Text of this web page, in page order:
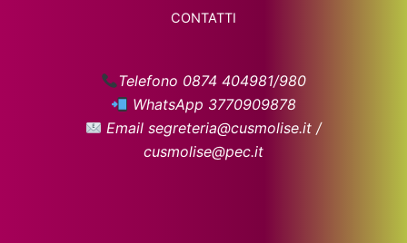
CONTATTI
Telefono 0874 404981/980
WhatsApp 3770909878
Email segreteria@cusmolise.it /
cusmolise@pec.it